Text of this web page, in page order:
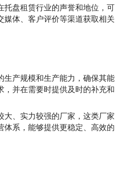
托盘租赁行业的声誉和地位，可
媒体、客户评价等渠道获取相关
生产规模和生产能力，确保其能
，并在需要时提供及时的补充和
大、实力较强的厂家，这类厂家
体系，能够提供更稳定、高效的